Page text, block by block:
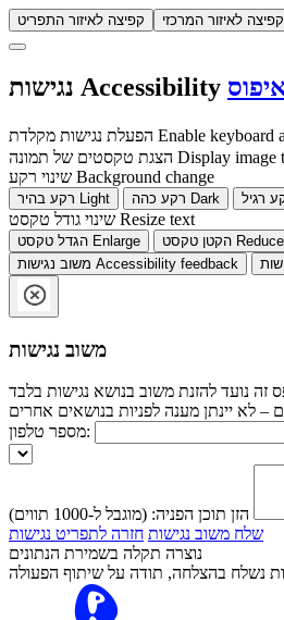
קפיצה לאיזור התפריט קפיצה לאיזור המרכזי
Accessibility
Enable keyboard
Display image
Background change
Light Dark
Resize text
Enlarge Reduce
Accessibility feedback
משוב נגישות
מספר טלפון:
הזן תוכן הפניה: (מוגבל ל-1000 תווים)
שלח משוב נגישות חזרה לתפריט נגישות
נוצרה תקלה בשמירת הנתונים